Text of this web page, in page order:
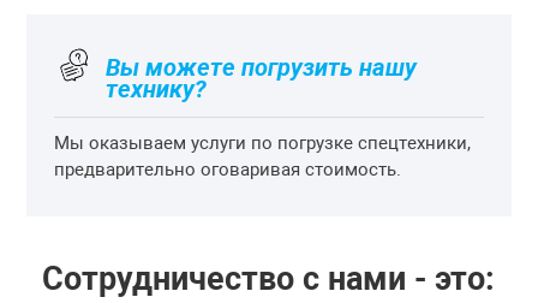
Вы можете погрузить нашу
технику?
Мы оказываем услуги по погрузке спецтехники,
предварительно оговаривая стоимость.
Сотрудничество с нами - это: